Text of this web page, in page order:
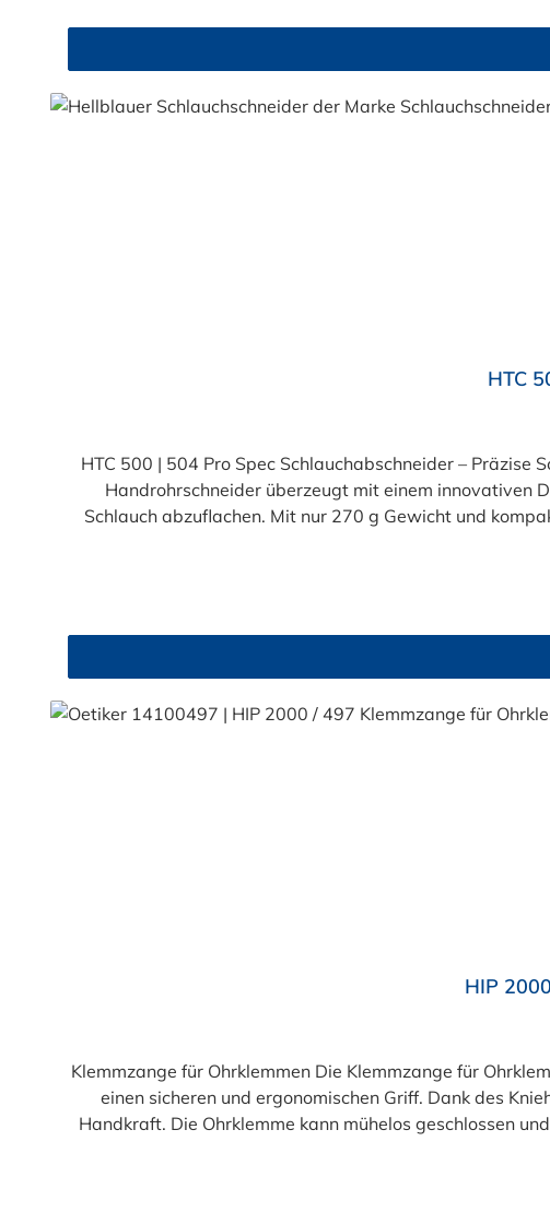
selbst von der Qualität des HTC 500 | 518 und
HTC
HTC 500 | 504 Pro Spec Schlauchabschneider –
Handrohrschneider überzeugt mit einem innovativen
Schlauch abzuflachen. Mit nur 270 g Gewicht und
das ideale Werkzeug für Handwerk und Industrie. Jetzt
passender Ersatzklinge (HTC 500 | 504
Durchschnittliche Bewertung von 4.5 von 5 SternenHIP
Klemmzange für Ohrklemmen Die Klemmzange für
einen sicheren und ergonomischen Griff. Dank des
Handkraft. Die Ohrklemme kann mühelos geschlossen